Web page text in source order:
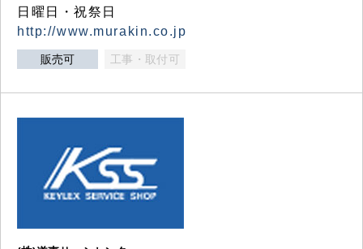
日曜日・祝祭日
http://www.murakin.co.jp
販売可 工事・取付可